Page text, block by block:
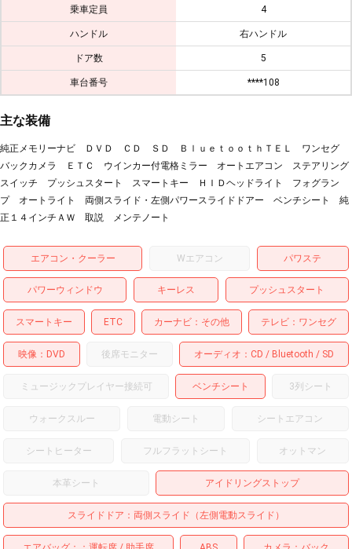
乗車定員 4
ハンドル 右ハンドル
ドア数 5
車台番号 ****108
主な装備
純正メモリーナビ ＤＶＤ ＣＤ ＳＤ ＢｌｕｅｔｏｏｔｈＴＥＬ ワンセグ
バックカメラ ＥＴＣ ウインカー付電格ミラー オートエアコン ステアリング
スイッチ プッシュスタート スマートキー ＨＩＤヘッドライト フォグラン
プ オートライト 両側スライド・左側パワースライドドアー ベンチシート 純
正１４インチＡＷ 取説 メンテノート
エアコン・クーラー Wエアコン パワステ
パワーウィンドウ キーレス プッシュスタート
スマートキー ETC カーナビ その他 テレビ ワンセグ
映像 DVD 後席モニター オーディオ CD Bluetooth SD
ミュージックプレイヤー接続可 ベンチシート 3列シート
ウォークスルー 電動シート シートエアコン
シートヒーター フルフラットシート オットマン
本革シート アイドリングストップ
スライドドア 両側スライド（左側電動スライド）